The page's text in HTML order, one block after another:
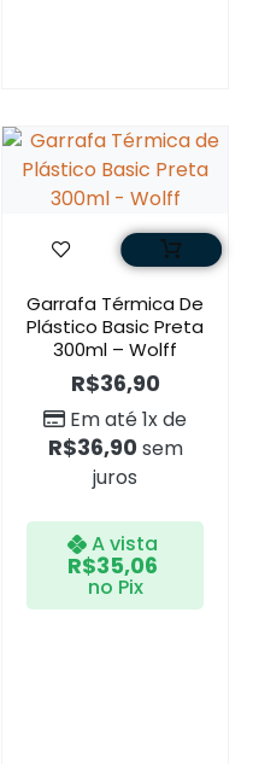
Garrafa Térmica De
Plástico Basic Preta
300ml – Wolff
R$36,90
Em até 1x de
R$36,90 sem
juros
A vista
R$35,06
no Pix